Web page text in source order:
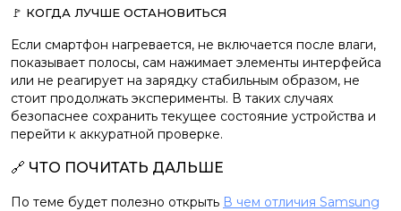
🚩 КОГДА ЛУЧШЕ ОСТАНОВИТЬСЯ
Если смартфон нагревается, не включается после влаги,
показывает полосы, сам нажимает элементы интерфейса
или не реагирует на зарядку стабильным образом, не
стоит продолжать эксперименты. В таких случаях
безопаснее сохранить текущее состояние устройства и
перейти к аккуратной проверке.
🔗 ЧТО ПОЧИТАТЬ ДАЛЬШЕ
По теме будет полезно открыть В чем отличия Samsung